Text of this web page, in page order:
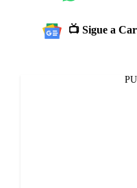
📺 Sigue a